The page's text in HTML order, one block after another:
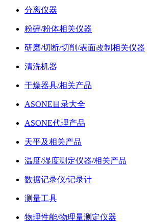
分离仪器
粉碎/粉体相关仪器
研磨/切断/切削/表面改制相关仪器
清洗机器
干燥器具/相关产品
ASONE目录大全
ASONE代理产品
天平及相关产品
温度/湿度测定仪器/相关产品
数据记录仪/记录计
测量工具
物理性能/物理量测定仪器